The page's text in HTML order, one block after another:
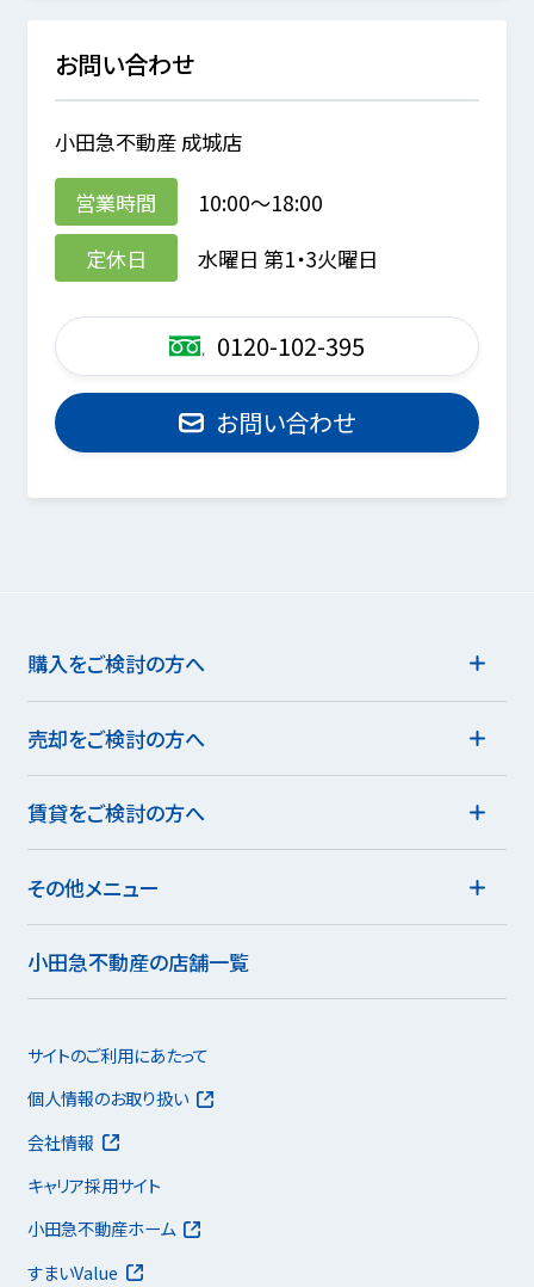
お問い合わせ
小田急不動産 成城店
営業時間
10:00～18:00
定休日
水曜日 第1・3火曜日
0120-102-395
お問い合わせ
購入をご検討の方へ
売却をご検討の方へ
賃貸をご検討の方へ
その他メニュー
小田急不動産の店舗一覧
サイトのご利用にあたって
個人情報のお取り扱い
会社情報
キャリア採用サイト
小田急不動産ホーム
すまいValue